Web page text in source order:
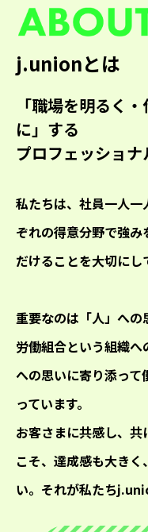
j.unionとは
「職場を明るく
に」する
プロフェッショナ
私たちは、社員一人一
ぞれの得意分野で強
だけることを大切にし
重要なのは「人」への
労働組合という組織
への思いに寄り添っ
っています。
お客さまに共感し、
こそ、達成感も大き
い。それが私たち